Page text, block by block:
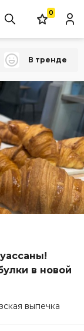
0
В тренде
в новой
выпечка